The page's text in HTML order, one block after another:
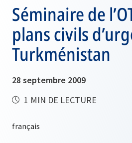
Séminaire de
plans civils
Turkménistan
28 septembre 2009
1 MIN DE LECTURE